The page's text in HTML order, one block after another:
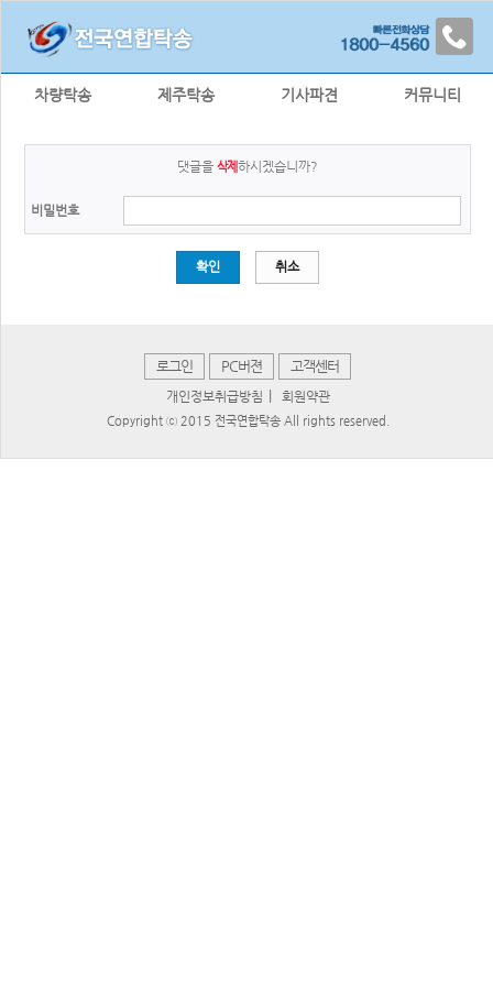
차량탁송 제주탁송 기사파견 커뮤니티
댓글을삭제 하시겠습니까?
비밀번호
확인 취소
로그인 PC버젼 고객센터
개인정보취급방침 회원약관
Copyright ⓒ 2015 전국연합탁송 All rights reserved.